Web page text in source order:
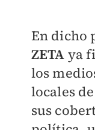
En dicho
ZETA ya
los
locales
sus